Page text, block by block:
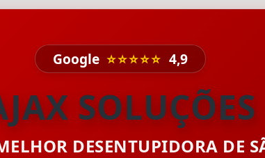
Google ⭐⭐⭐⭐⭐ 4,9
SOLUÇÕES
DESENTUPIDORA DE